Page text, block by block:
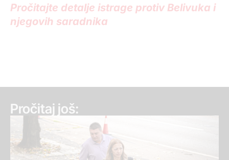
Pročitajte detalje istrage protiv Belivuka i
njegovih saradnika
Pročitaj još: